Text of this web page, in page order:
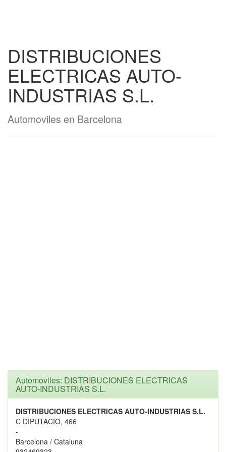
DISTRIBUCIONES
ELECTRICAS AUTO-
INDUSTRIAS S.L.
Automoviles en Barcelona
Automoviles: DISTRIBUCIONES ELECTRICAS
AUTO-INDUSTRIAS S.L.
DISTRIBUCIONES ELECTRICAS AUTO-INDUSTRIAS S.L.
C DIPUTACIO, 466
-
Barcelona / Cataluna